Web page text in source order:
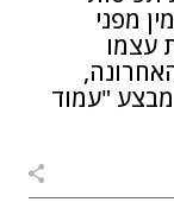
מפני
עצמו
"עמוד